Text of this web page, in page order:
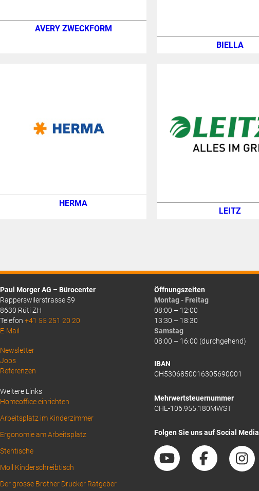
AVERY ZWECKFORM
BIELLA
HERMA
LEITZ
Paul Morger AG – Bürocenter
Rapperswilerstrasse 59
8630 Rüti ZH
Telefon +41 55 251 20 20
E-Mail
Above
Footer
Newsletter
Jobs
Referenzen
Weitere Links
Homeoffice einrichten
Arbeitsplatz im Kinderzimmer
Ergonomie am Arbeitsplatz
Stehtische
Moll Kinderschreibtisch
Der grosse Brother Drucker Ratgeber
Öffnungszeiten
Montag - Freitag
08:00 – 12:00
13:30 – 18:30
Samstag
08:00 – 16:00 (durchgehend)
IBAN
CH5306850016305690001
Mehrwertsteuernummer
CHE-106.955.180MWST
Folgen Sie uns auf Social Media